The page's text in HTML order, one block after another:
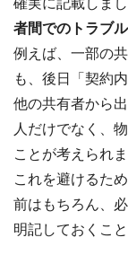
確実に記載しまし
者間でのトラブ
例えば、一部の
も、後日「契約
他の共有者から
人だけでなく、
ことが考えられま
これを避けるた
前はもちろん、
明記しておくこ